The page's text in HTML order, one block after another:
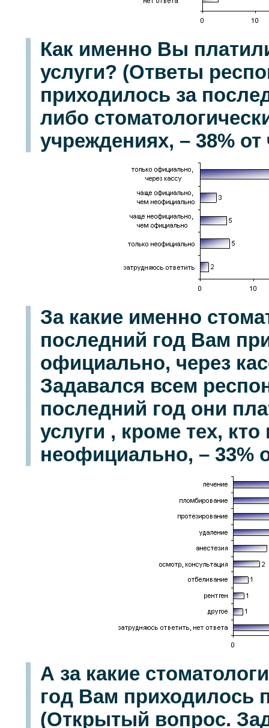
Как именно Вы
услуги? (Ответы
приходилось за
либо
учреждениях, – 38%
За какие именно
последний год Вам
официально, через
Задавался всем
последний год они
услуги , кроме тех,
неофициально, – 33%
А за какие
год Вам приходилось
(Открытый вопрос.